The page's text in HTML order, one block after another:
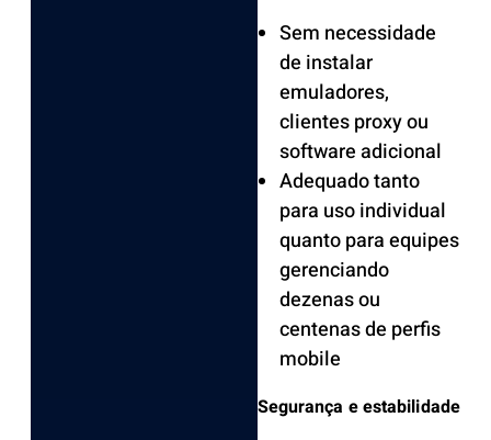
Sem necessidade
de instalar
emuladores,
clientes proxy ou
software adicional
Adequado tanto
para uso individual
quanto para equipes
gerenciando
dezenas ou
centenas de perfis
mobile
Segurança e estabilidade